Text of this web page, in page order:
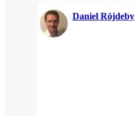
Daniel Röjdeby